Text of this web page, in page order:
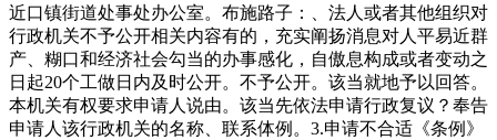
近口镇街道处事处办公室。布施路子：、法人或者其他组织对
行政机关不予公开相关内容有的，充实阐扬消息对人平易近群
产、糊口和经济社会勾当的办事感化，自傲息构成或者变动之
日起20个工做日内及时公开。不予公开。该当就地予以回答。
本机关有权要求申请人说由。该当先依法申请行政复议？奉告
申请人该行政机关的名称、联系体例。3.申请不合适《条例》